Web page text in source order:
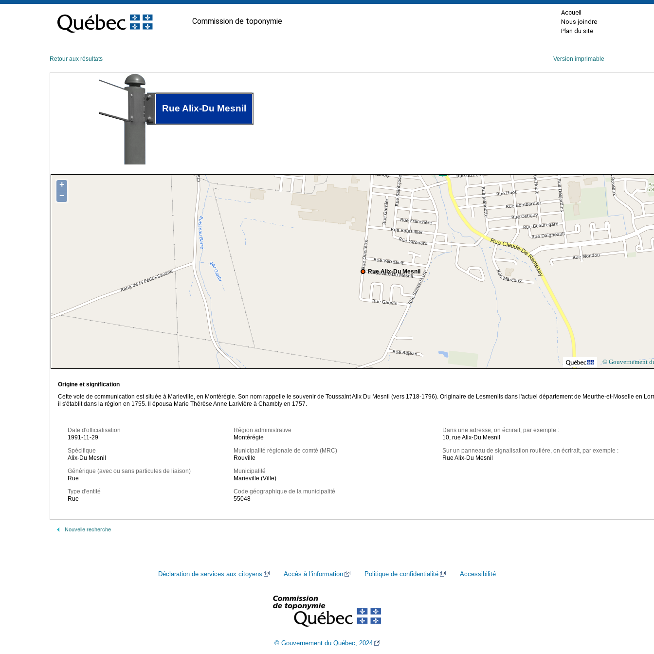
contenu
Commission de toponymie
Accueil
Nous joindre
Plan du site
Retour aux résultats Version imprimable
Rue Alix-Du Mesnil
Rue Alix-Du Mesnil
+
−
© Gouvernement
Origine et signification
Cette voie de communication est située à Marieville, en Montérégie. Son nom rappelle le souvenir de Toussaint Alix Du Mesnil (vers 1718-1796). Originaire de Lesmenils dans l'actuel département de Meurthe-et-Moselle en
il s'établit dans la région en 1755. Il épousa Marie Thérèse Anne Larivière à Chambly en 1757.
Date d'officialisation
1991-11-29
Spécifique
Alix-Du Mesnil
Générique (avec ou sans particules de liaison)
Rue
Type d'entité
Rue
Région administrative
Montérégie
Municipalité régionale de comté (MRC)
Rouville
Municipalité
Marieville (Ville)
Code géographique de la municipalité
55048
Dans une adresse, on écrirait, par exemple :
10, rue Alix-Du Mesnil
Sur un panneau de signalisation routière, on écrirait, par exemple :
Rue Alix-Du Mesnil
Nouvelle recherche
Déclaration de services aux citoyens Accès à l’information Politique de confidentialité Accessibilité
© Gouvernement du Québec, 2024